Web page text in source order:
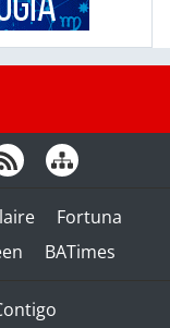
Fortuna
BATimes